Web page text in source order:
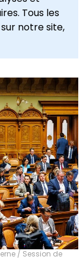
Tous les
notre site,
/ Session de